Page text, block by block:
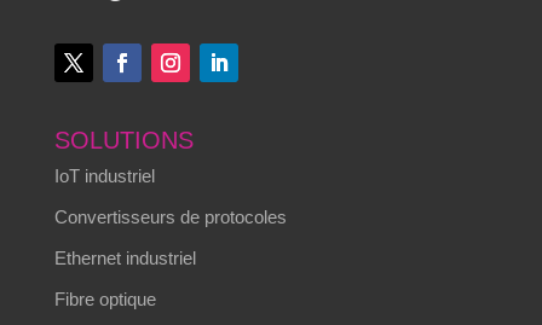
SOLUTIONS
IoT industriel
Convertisseurs de protocoles
Ethernet industriel
Fibre optique